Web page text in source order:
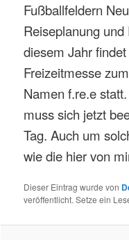
Fußballfeldern
Reiseplanung
diesem Jahr
Freizeitmesse
Namen f.re.e
muss sich jetzt
Tag. Auch um
wie die hier von
Dieser Eintrag wurde von
veröffentlicht. Setze ein